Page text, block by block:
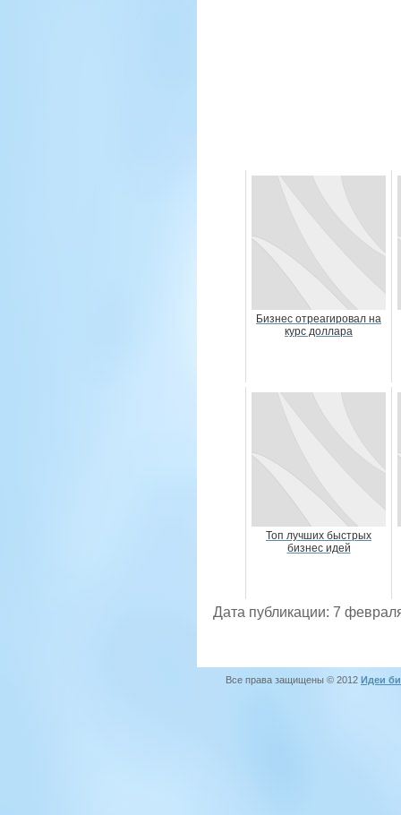
Бизнес отреагировал на
курс доллара
Топ лучших быстрых
бизнес идей
Дата публикации: 7
Все права защищены © 2012 Идеи